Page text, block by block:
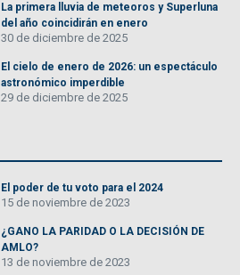
La primera lluvia de meteoros y Superluna
del año coincidirán en enero
30 de diciembre de 2025
El cielo de enero de 2026: un espectáculo
astronómico imperdible
29 de diciembre de 2025
El poder de tu voto para el 2024
15 de noviembre de 2023
¿GANO LA PARIDAD O LA DECISIÓN DE
AMLO?
13 de noviembre de 2023